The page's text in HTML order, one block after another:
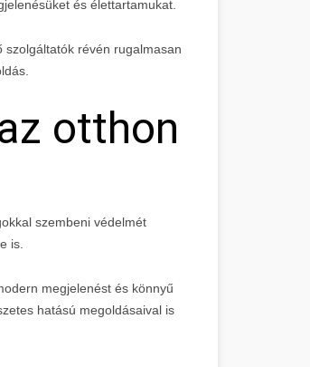
és élettartamukat.
révén rugalmasan
otthon
szembeni védelmét
is.
megjelenést és könnyű
hatású megoldásaival is